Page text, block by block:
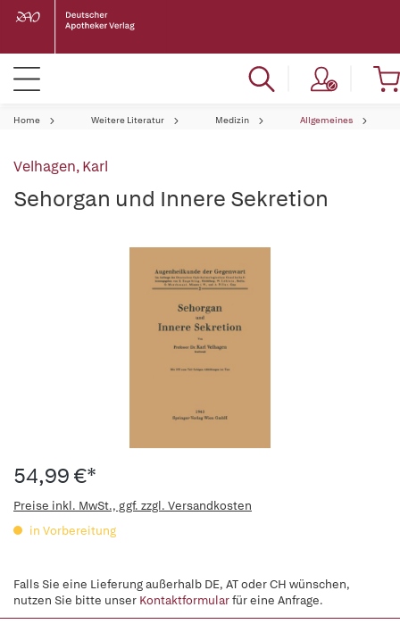
Home Weitere Literatur Medizin Allgemeines
Velhagen, Karl
Sehorgan und Innere Sekretion
54,99 €*
Preise inkl. MwSt., ggf. zzgl. Versandkosten
in Vorbereitung
Falls Sie eine Lieferung außerhalb DE, AT oder CH wünschen,
nutzen Sie bitte unser Kontaktformularfür eine Anfrage.